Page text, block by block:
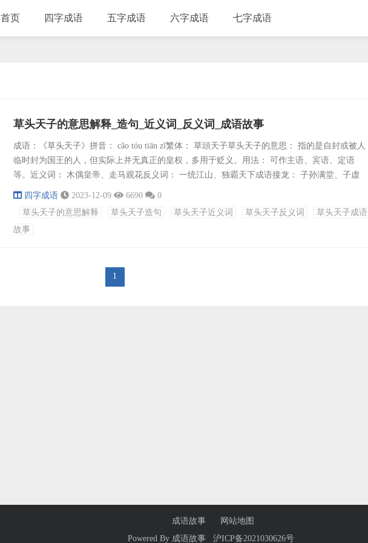
首页 四字成语 五字成语 六字成语 七字成语
草头天子的意思解释_造句_近义词_反义词_成语故事
成语：《草头天子》拼音： cǎo tóu tiān zǐ繁体： 草頭天子草头天子的意思： 指的是自封或被人
临时封为国王的人，但实际上并无真正的皇权，多用于贬义。用法： 可作主语、宾语、定语
等。近义词： 木偶皇帝、走马观花反义词： 一统江山、独霸天下成语接龙： 子孙满堂、子虚
乌有、子丑寅卯、子虚璜有、子弟兵团、子承父业、子女成行、子午饭时、子子孙孙、子细入
那时许多地方豪强纷纷自立为王，但都无实权。造句：1.那位草头天子虽然有名，但实际...
四字成语 2023-12-09 6690
0
草头天子的意思解释
草头天子造句 草头天子近义词 草头天子反义词
草头天子成语
故事
1
成语故事
网站地图
Powered By 成语故事 沪ICP备2021030626号